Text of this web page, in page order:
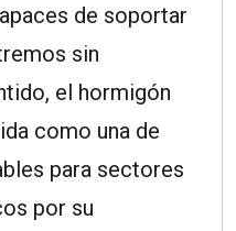
de soportar
sin
el hormigón
como una de
para sectores
por su